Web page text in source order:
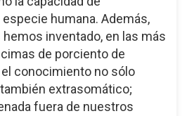
humana. Además,
inventado, en las más
de porciento de
conocimiento no sólo
extrasomático;
fuera de nuestros